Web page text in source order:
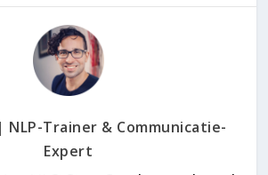
NLP-Trainer & Communicatie-
Expert